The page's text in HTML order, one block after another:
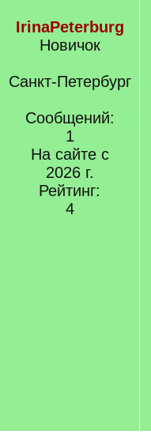
IrinaPeterburg
Новичок
Санкт-Петербург
Сообщений:
1
На сайте с
2026 г.
Рейтинг:
4